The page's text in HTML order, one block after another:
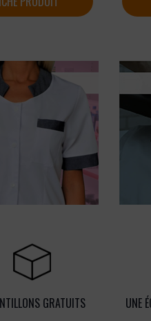
GRATUITS UNE